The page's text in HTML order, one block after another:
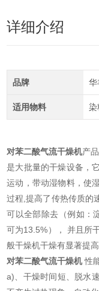
详细介绍
品牌 华
适用物料 染
对苯二酸气流干燥机产
是大批量的干燥设备，
运动，带动湿物料，使
过程,提高了传热传质的
可以全部除去（例如：
可为13.5%）， 并且所
般干燥机干燥有显著提
对苯二酸气流干燥机性
a)、干燥时间短、脱水